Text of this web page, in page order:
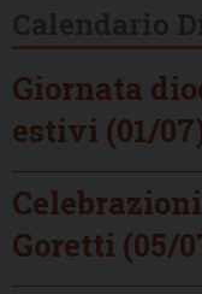
Giornata
estivi (01/
Goretti (05/